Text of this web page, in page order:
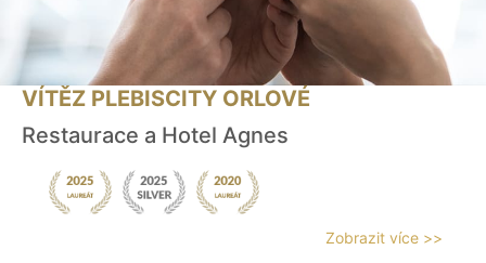
VÍTĚZ PLEBISCITY ORLOVÉ
Restaurace a Hotel Agnes
Zobrazit více >>